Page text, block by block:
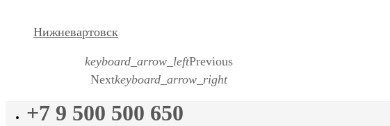
Нижневартовск
keyboard_arrow_leftPrevious
Nextkeyboard_arrow_right
+7 9 500 500 650